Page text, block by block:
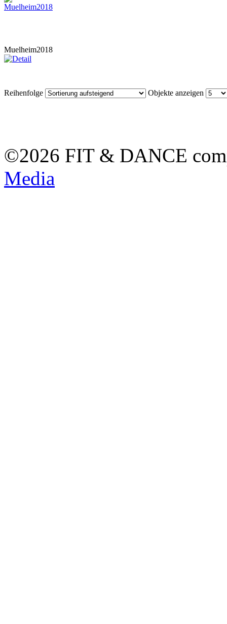
Muelheim2018
Reihenfolge Objekte anzeigen
©2026 FIT & DANCE
Media